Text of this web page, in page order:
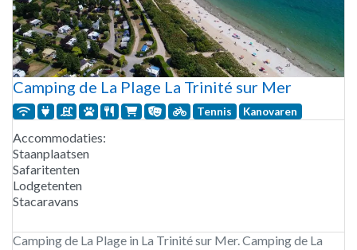
Camping de La Plage La Trinité sur Mer
Tennis Kanovaren
Accommodaties:
Staanplaatsen
Safaritenten
Lodgetenten
Stacaravans
Camping de La Plage in La Trinité sur Mer. Camping de La